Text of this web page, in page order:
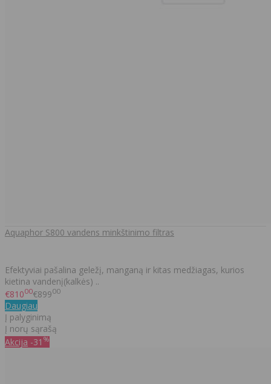
Aquaphor S800 vandens minkštinimo filtras
Efektyviai pašalina geležį, manganą ir kitas medžiagas, kurios
kietina vandenį(kalkės) ..
€81000€89900
Daugiau
Į palyginimą
Į norų sąrašą
Akcija -31 %